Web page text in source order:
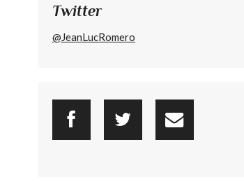
Twitter
@JeanLucRomero